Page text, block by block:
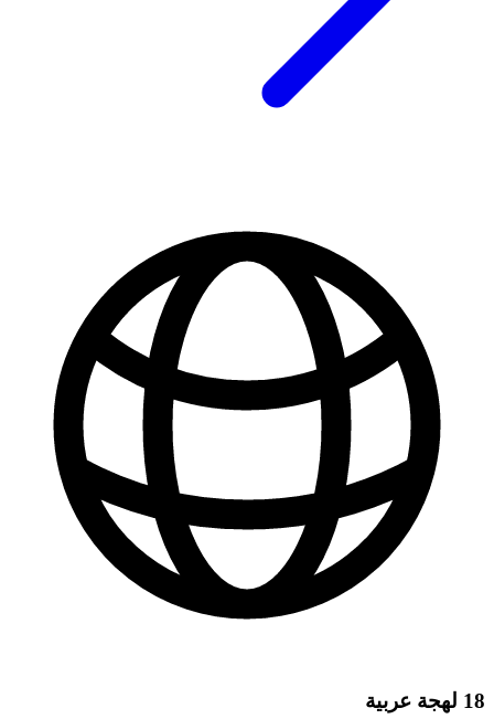
18 لهجة عربية